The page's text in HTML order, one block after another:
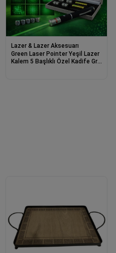
Lazer & Lazer Aksesuarı
Green Laser Pointer Yeşil Lazer
Kalem 5 Başlıklı Özel Kadife Gri